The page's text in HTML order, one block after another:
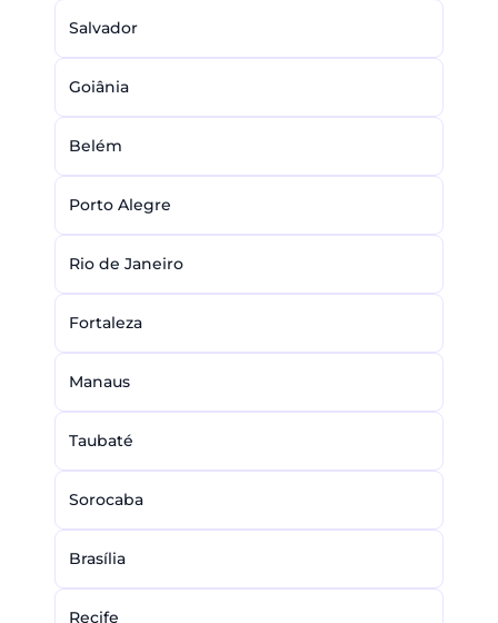
Salvador
Goiânia
Belém
Porto Alegre
Rio de Janeiro
Fortaleza
Manaus
Taubaté
Sorocaba
Brasília
Recife